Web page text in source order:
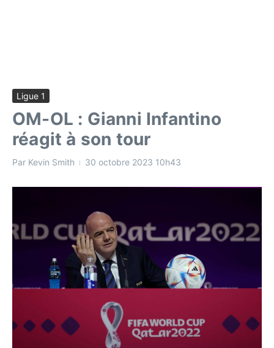
Ligue 1
OM-OL : Gianni Infantino
réagit à son tour
Par Kevin Smith 30 octobre 2023 10h43